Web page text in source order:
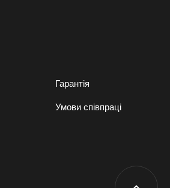
Гарантія
Умови співпраці